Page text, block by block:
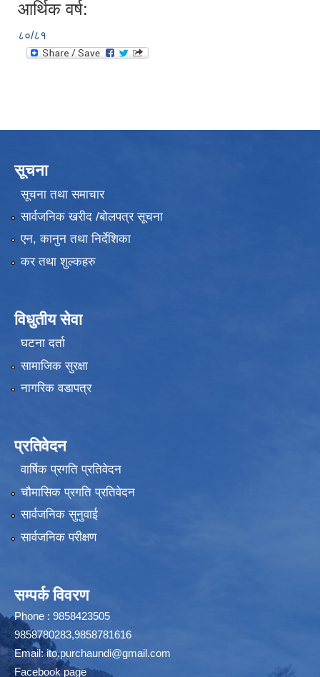
आर्थिक वर्ष:
८०/८१
सूचना
सूचना तथा समाचार
सार्वजनिक खरीद /बोलपत्र सूचना
एन, कानुन तथा निर्देशिका
कर तथा शुल्कहरु
विधुतीय सेवा
घटना दर्ता
सामाजिक सुरक्षा
नागरिक वडापत्र
प्रतिवेदन
वार्षिक प्रगति प्रतिवेदन
चौमासिक प्रगति प्रतिवेदन
सार्वजनिक सुनुवाई
सार्वजनिक परीक्षण
सम्पर्क विवरण
Phone : 9858423505
9858780283,9858781616
Email:ito.purchaundi@gmail.com
Facebook page